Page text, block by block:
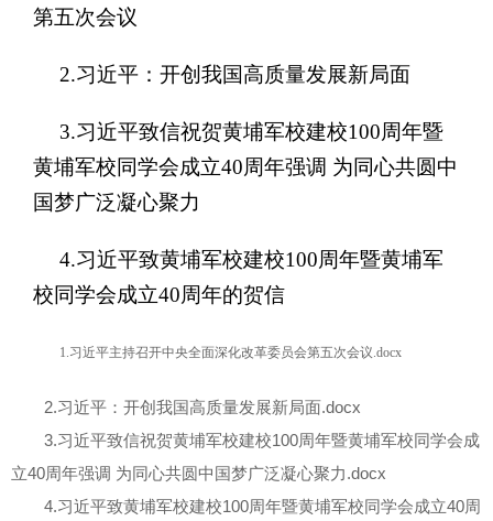
第五次会议
2.习近平：开创我国高质量发展新局面
3.习近平致信祝贺黄埔军校建校100周年暨
黄埔军校同学会成立40周年强调 为同心共圆中
国梦广泛凝心聚力
4.习近平致黄埔军校建校100周年暨黄埔军
校同学会成立40周年的贺信
1.习近平主持召开中央全面深化改革委员会第五次会议.docx
2.习近平：开创我国高质量发展新局面.docx
3.习近平致信祝贺黄埔军校建校100周年暨黄埔军校同学会成
立40周年强调 为同心共圆中国梦广泛凝心聚力.docx
4.习近平致黄埔军校建校100周年暨黄埔军校同学会成立40周